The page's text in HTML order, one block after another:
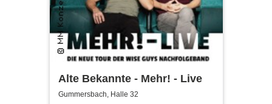
Alte Bekannte - Mehr! - Live
Gummersbach, Halle 32